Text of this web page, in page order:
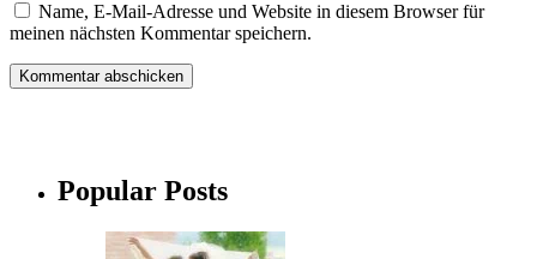
Name, E-Mail-Adresse und Website in diesem Browser für
meinen nächsten Kommentar speichern.
Popular Posts